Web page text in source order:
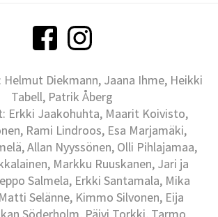
Diekmann, Jaana Ihme, Heikki
Tabell, Patrik Åberg
Erkki Jaakohuhta, Maarit Koivisto,
Rami Lindroos, Esa Marjamäki,
Allan Nyyssönen, Olli Pihlajamaa,
Markku Ruuskanen, Jari ja
Salmela, Erkki Santamala, Mika
Selänne, Kimmo Silvonen, Eija